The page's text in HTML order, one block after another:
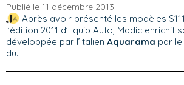
Publié le 11 décembre 2013
Après avoir présenté les modèles
l’édition 2011 d’Equip Auto, Madic
développée par l’Italien Aquarama par
du...